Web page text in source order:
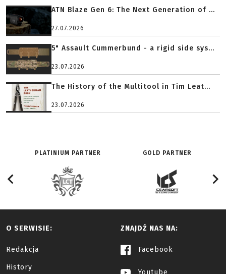
ATN Blaze Gen 6: The Next Generation of ...
27.07.2026
5" Assault Cummerbund - a rigid side sys...
23.07.2026
The History of the Multitool in Tim Leat...
23.07.2026
PLATINIUM PARTNER GOLD PARTNER
O SERWISIE:
Redakcja
History
ZNAJDŹ NAS NA:
Facebook
Youtube